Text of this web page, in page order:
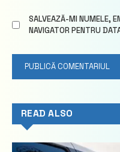
SALVEAZĂ-MI NUMELE,
NAVIGATOR PENTRU
READ ALSO